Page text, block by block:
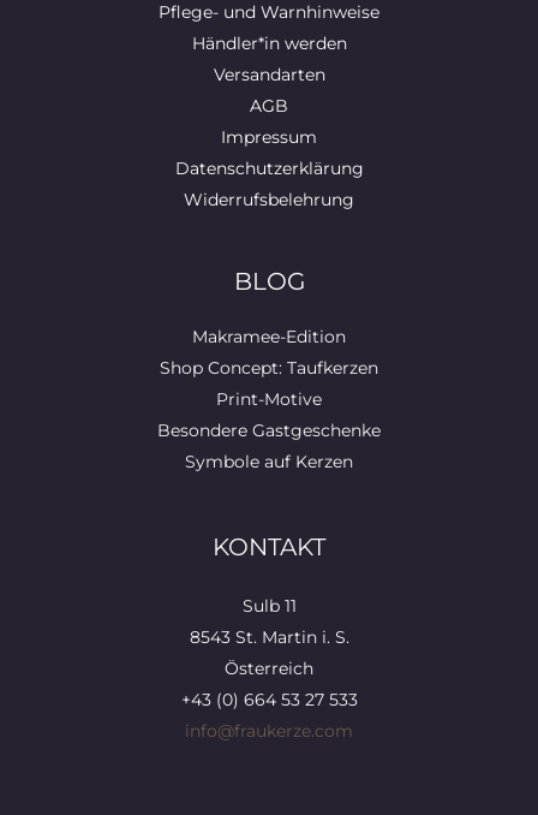
Pflege- und Warnhinweise
Händler*in werden
Versandarten
AGB
Impressum
Datenschutzerklärung
Widerrufsbelehrung
BLOG
Makramee-Edition
Shop Concept: Taufkerzen
Print-Motive
Besondere Gastgeschenke
Symbole auf Kerzen
KONTAKT
Sulb 11
8543 St. Martin i. S.
Österreich
+43 (0) 664 53 27 533
info@fraukerze.com